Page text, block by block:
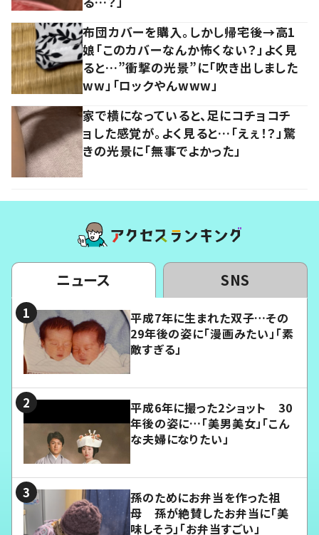
布団カバーを購入。しかし帰宅後→高1
娘「このカバーなんか怖くない？」よく見
ると…”衝撃の光景”に「吹き出しました
ww」「ロックやんwww」
家で横になっていると、足にコチョコチ
ョした感覚が。よく見ると…「えぇ！？」驚
きの光景に「無事でよかった」
ニュース SNS
平成7年に生まれた双子…その
29年後の姿に「漫画みたい」「素
敵すぎる」
平成6年に撮った2ショット 30
年後の姿に…「美男美女」「こん
な夫婦になりたい」
孫のためにお弁当を作った祖
母 孫が絶賛したお弁当に「美
味しそう」「お弁当すごい」